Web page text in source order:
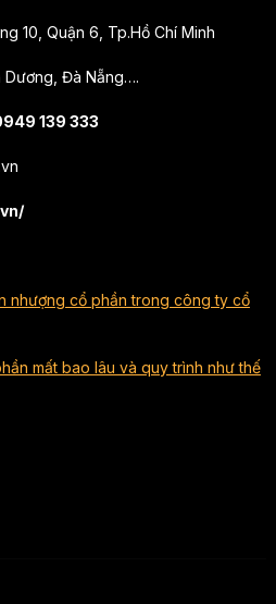
10, Quận 6, Tp.Hồ Chí Minh
Dương, Đà Nẵng….
139 333
nhượng cổ phần trong công ty cổ
mất bao lâu và quy trình như thế